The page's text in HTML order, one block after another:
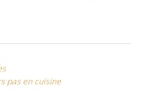
pas en cuisine